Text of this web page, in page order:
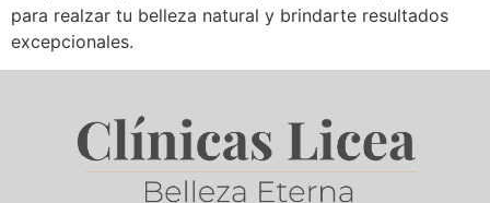
para realzar tu belleza natural y brindarte resultados
excepcionales.